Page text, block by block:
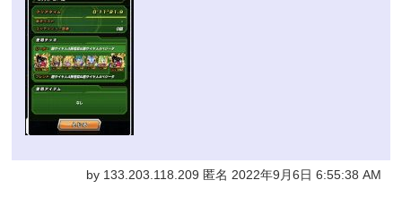
by 133.203.118.209 匿名 2022年9月6日 6:55:38 AM